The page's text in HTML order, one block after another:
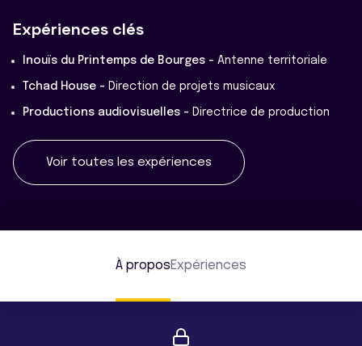
Expériences clés
Inouïs du Printemps de Bourges - Antenne territoriale
Tchad House - Direction de projets musicaux
Productions audiovisuelles - Directrice de production
Voir toutes les expériences
À proposExpériences